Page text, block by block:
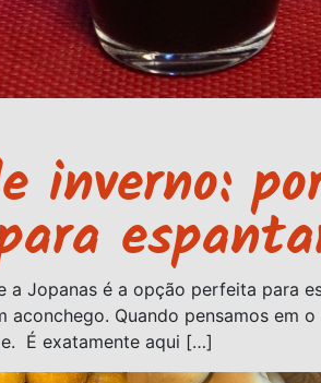
inverno:
a Jopanas é a opção perfeita para
aconchego. Quando pensamos
É exatamente aqui […]